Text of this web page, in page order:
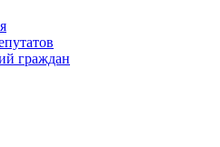
граждан